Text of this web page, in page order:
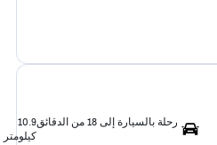
رحلة بالسيارة إلى 18 من الدقائق
10.9
كيلومتر